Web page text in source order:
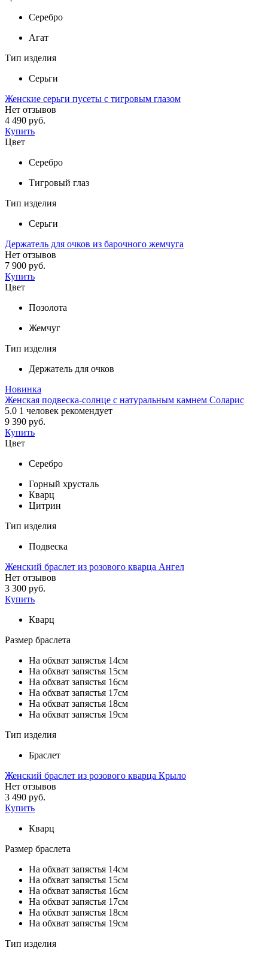
Серебро
Агат
Тип изделия
Серьги
Женские серьги пусеты с тигровым глазом
Нет отзывов
4 490 руб.
Купить
Цвет
Серебро
Тигровый глаз
Тип изделия
Серьги
Держатель для очков из барочного жемчуга
Нет отзывов
7 900 руб.
Купить
Цвет
Позолота
Жемчуг
Тип изделия
Держатель для очков
Новинка
Женская подвеска-солнце с натуральным камнем Соларис
5.0 1 человек рекомендует
9 390 руб.
Купить
Цвет
Серебро
Горный хрусталь
Кварц
Цитрин
Тип изделия
Подвеска
Женский браслет из розового кварца Ангел
Нет отзывов
3 300 руб.
Купить
Кварц
Размер браслета
На обхват запястья 14см
На обхват запястья 15см
На обхват запястья 16см
На обхват запястья 17см
На обхват запястья 18см
На обхват запястья 19см
Тип изделия
Браслет
Женский браслет из розового кварца Крыло
Нет отзывов
3 490 руб.
Купить
Кварц
Размер браслета
На обхват запястья 14см
На обхват запястья 15см
На обхват запястья 16см
На обхват запястья 17см
На обхват запястья 18см
На обхват запястья 19см
Тип изделия